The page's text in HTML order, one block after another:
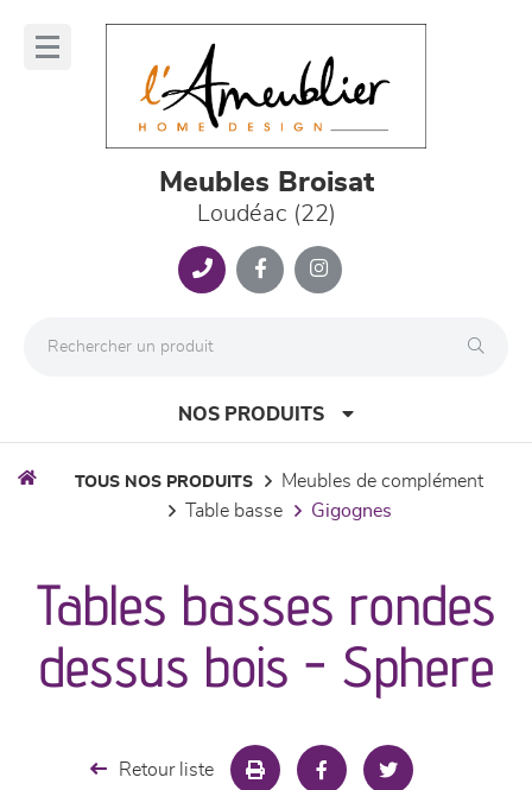
Meubles Broisat
Loudéac (22)
NOS PRODUITS
séjours
meubles de complément
TOUS NOS PRODUITS
meubles de complément
table basse
gigognes
Tables basses rondes
dessus bois - Sphere
Retour liste